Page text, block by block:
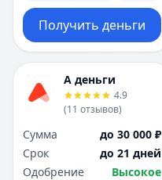
Получить деньги
А деньги
4.9
(11 отзывов)
Сумма
до 30 000 ₽
Срок
до 21 дней
Одобрение
Высокое